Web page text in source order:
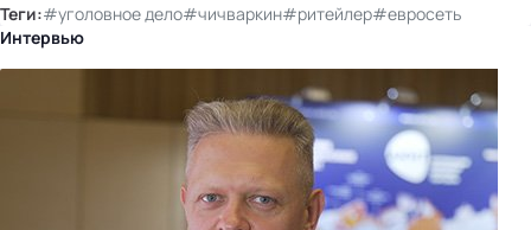
Теги:#уголовное дело#чичваркин#ритейлер#евросеть
Интервью